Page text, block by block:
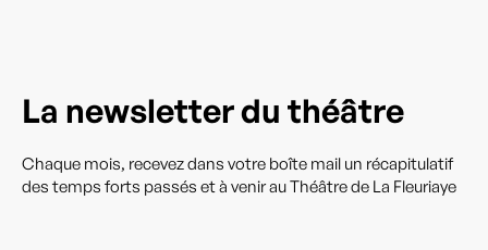
La newsletter du théâtre
Chaque mois, recevez dans votre boîte mail un récapitulatif
des temps forts passés et à venir au Théâtre de La Fleuriaye